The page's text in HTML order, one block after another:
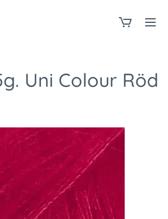
Uni Colour Röd